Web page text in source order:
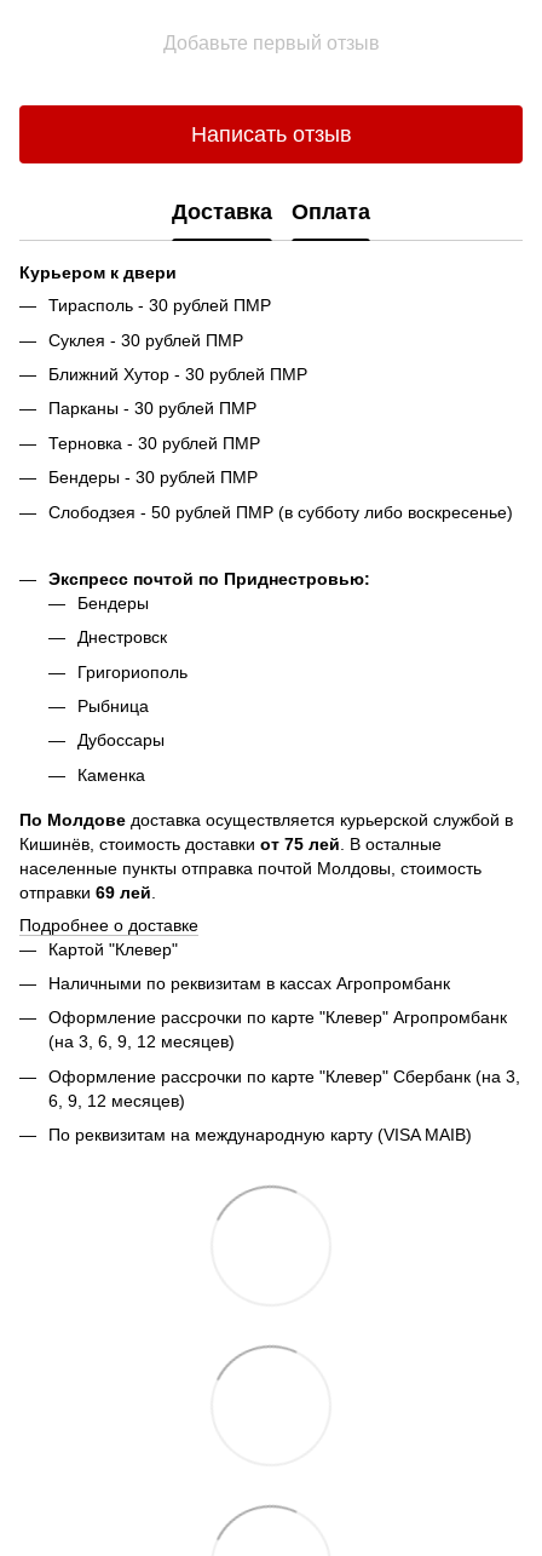
Добавьте первый отзыв
Написать отзыв
Доставка Оплата
Курьером к двери
Тирасполь - 30 рублей ПМР
Суклея - 30 рублей ПМР
Ближний Хутор - 30 рублей ПМР
Парканы - 30 рублей ПМР
Терновка - 30 рублей ПМР
Бендеры - 30 рублей ПМР
Слободзея - 50 рублей ПМР (в субботу либо воскресенье)
Экспресс почтой по Приднестровью:
Бендеры
Днестровск
Григориополь
Рыбница
Дубоссары
Каменка
По Молдове доставка осуществляется курьерской службой в
Кишинёв, стоимость доставки от 75 лей . В осталные
населенные пункты отправка почтой Молдовы, стоимость
отправки 69 лей
Подробнее о доставке
Картой "Клевер"
Наличными по реквизитам в кассах Агропромбанк
Оформление рассрочки по карте "Клевер" Агропромбанк
(на 3, 6, 9, 12 месяцев)
Оформление рассрочки по карте "Клевер" Сбербанк (на 3,
6, 9, 12 месяцев)
По реквизитам на международную карту (VISA MAIB)